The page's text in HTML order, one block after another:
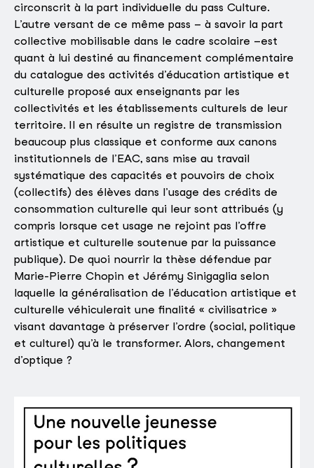
circonscrit à la part individuelle du pass Culture.
L’autre versant de ce même pass – à savoir la part
collective mobilisable dans le cadre scolaire –est
quant à lui destiné au financement complémentaire
du catalogue des activités d’éducation artistique et
culturelle proposé aux enseignants par les
collectivités et les établissements culturels de leur
territoire. Il en résulte un registre de transmission
beaucoup plus classique et conforme aux canons
institutionnels de l’EAC, sans mise au travail
systématique des capacités et pouvoirs de choix
(collectifs) des élèves dans l’usage des crédits de
consommation culturelle qui leur sont attribués (y
compris lorsque cet usage ne rejoint pas l’offre
artistique et culturelle soutenue par la puissance
publique). De quoi nourrir la thèse défendue par
Marie-Pierre Chopin et Jérémy Sinigaglia selon
laquelle la généralisation de l’éducation artistique et
culturelle véhiculerait une finalité « civilisatrice »
visant davantage à préserver l’ordre (social, politique
et culturel) qu’à le transformer. Alors, changement
d’optique ?